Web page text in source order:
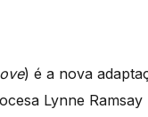
) é a nova
Lynne